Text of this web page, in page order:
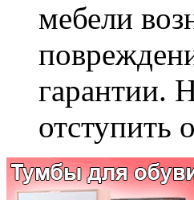
мебели
гарантии.
отступить